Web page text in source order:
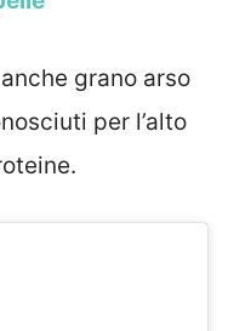
grano arso
per l’alto